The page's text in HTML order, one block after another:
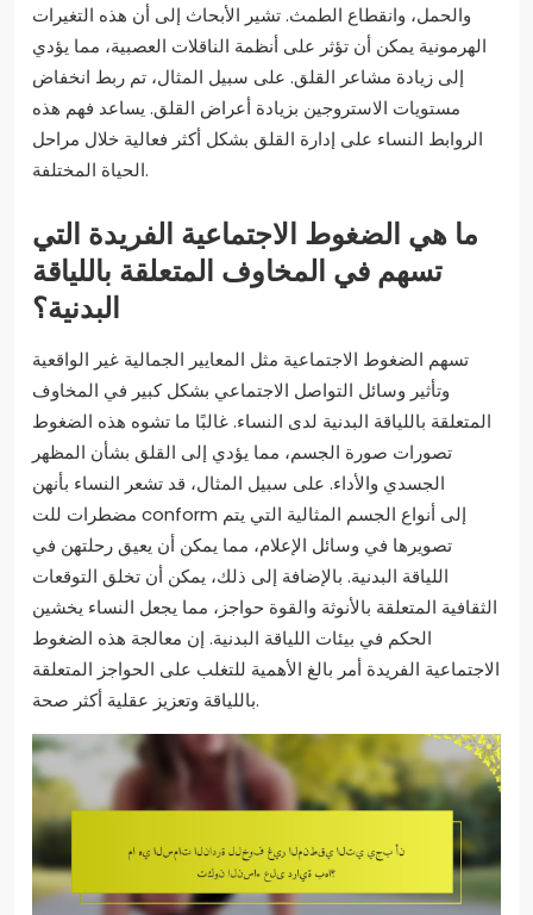
والحمل، وانقطاع الطمث. تشير الأبحاث إلى أن هذه التغيرات
الهرمونية يمكن أن تؤثر على أنظمة الناقلات العصبية، مما يؤدي
إلى زيادة مشاعر القلق. على سبيل المثال، تم ربط انخفاض
مستويات الاستروجين بزيادة أعراض القلق. يساعد فهم هذه
الروابط النساء على إدارة القلق بشكل أكثر فعالية خلال مراحل
الحياة المختلفة.
ما هي الضغوط الاجتماعية الفريدة التي
تسهم في المخاوف المتعلقة باللياقة
البدنية؟
تسهم الضغوط الاجتماعية مثل المعايير الجمالية غير الواقعية
وتأثير وسائل التواصل الاجتماعي بشكل كبير في المخاوف
المتعلقة باللياقة البدنية لدى النساء. غالبًا ما تشوه هذه الضغوط
تصورات صورة الجسم، مما يؤدي إلى القلق بشأن المظهر
الجسدي والأداء. على سبيل المثال، قد تشعر النساء بأنهن
مضطرات للت conform إلى أنواع الجسم المثالية التي يتم
تصويرها في وسائل الإعلام، مما يمكن أن يعيق رحلتهن في
اللياقة البدنية. بالإضافة إلى ذلك، يمكن أن تخلق التوقعات
الثقافية المتعلقة بالأنوثة والقوة حواجز، مما يجعل النساء يخشين
الحكم في بيئات اللياقة البدنية. إن معالجة هذه الضغوط
الاجتماعية الفريدة أمر بالغ الأهمية للتغلب على الحواجز المتعلقة
باللياقة وتعزيز عقلية أكثر صحة.